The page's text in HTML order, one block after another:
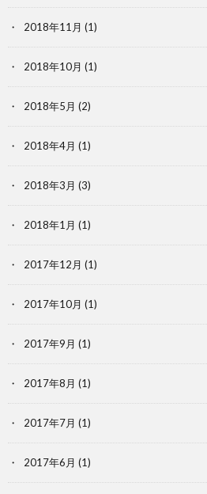
2018年11月 (1)
2018年10月 (1)
2018年5月 (2)
2018年4月 (1)
2018年3月 (3)
2018年1月 (1)
2017年12月 (1)
2017年10月 (1)
2017年9月 (1)
2017年8月 (1)
2017年7月 (1)
2017年6月 (1)